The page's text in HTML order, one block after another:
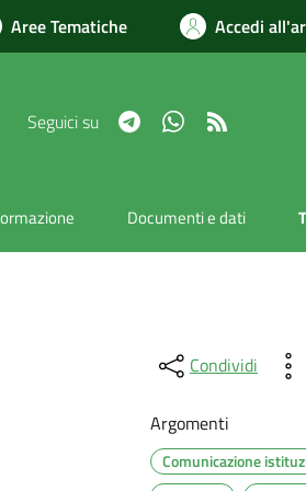
Aree Tematiche Accedi
Seguici su TelegramWhatsapp
Documenti e dati
Condividi
Argomenti
Comunicazione